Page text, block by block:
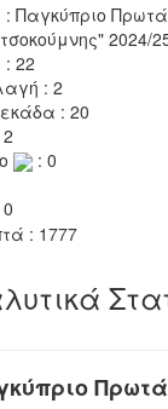
: Παγκύπριο
2024/
22
: 2
: 20
: 0
: 1777